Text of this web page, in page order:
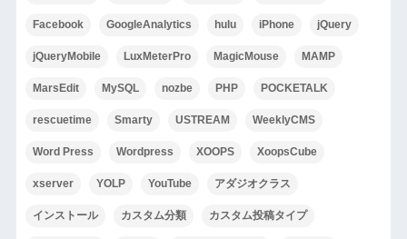
Facebook GoogleAnalytics hulu iPhone jQuery
jQueryMobile LuxMeterPro MagicMouse MAMP
MarsEdit MySQL nozbe PHP POCKETALK
rescuetime Smarty USTREAM WeeklyCMS
Word Press Wordpress XOOPS XoopsCube
xserver YOLP YouTube アダジオクラス
インストール カスタム分類 カスタム投稿タイプ